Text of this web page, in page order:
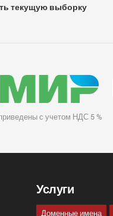
текущую выборку
с учетом НДС 5 %
Услуги
Доменные имена